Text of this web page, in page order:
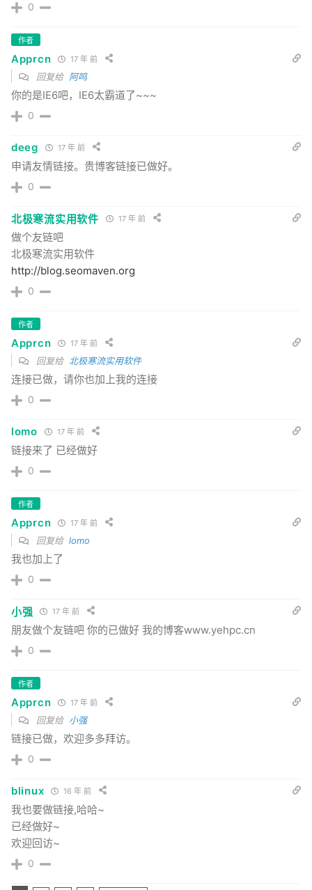
0
作者
Apprcn 17 年 前
回复给 阿鸣
你的是IE6吧，IE6太霸道了~~~
0
deeg 17 年 前
申请友情链接。贵博客链接已做好。
0
北极寒流实用软件 17 年 前
做个友链吧
北极寒流实用软件
http://blog.seomaven.org
0
作者
Apprcn 17 年 前
回复给 北极寒流实用软件
连接已做，请你也加上我的连接
0
lomo 17 年 前
链接来了 已经做好
0
作者
Apprcn 17 年 前
回复给 lomo
我也加上了
0
小强 17 年 前
朋友做个友链吧 你的已做好 我的博客www.yehpc.cn
0
作者
Apprcn 17 年 前
回复给 小强
链接已做，欢迎多多拜访。
0
blinux 16 年 前
我也要做链接,哈哈~
已经做好~
欢迎回访~
0